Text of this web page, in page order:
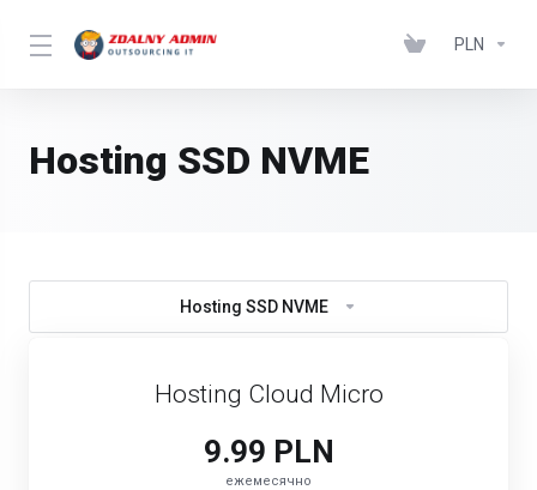
PLN
Hosting SSD NVME
Hosting SSD NVME
Hosting Cloud Micro
9.99 PLN
ежемесячно